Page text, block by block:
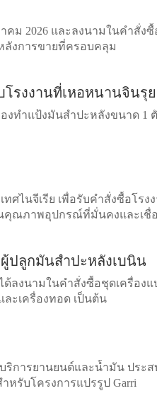
าคม 2026 และลงนามในคำสั่ง
งการขายที่ครอบคลุม
โรงงานที่เหอหนานจินรุย
งทำแป้งมันสำปะหลังขนาด 1
ศไนจีเรีย เพื่อรับคำสั่งซื้อโรง
นคุณภาพอุปกรณ์ที่มั่นคงและเชื่
ปลูกมันสำปะหลังเบนิน
ด้ลงนามในคำสั่งซื้อชุดเครื่องแ
ละเครื่องทอด เป็นต้น
ริการยานยนต์และน้ำมัน ประส
หรับโครงการแปรรูป Garri